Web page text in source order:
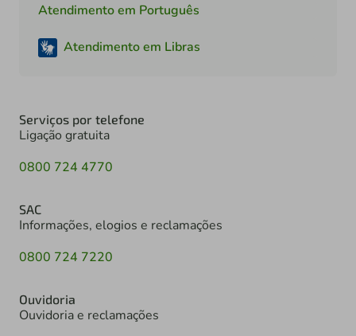
Atendimento em Português
Atendimento em Libras
Serviços por telefone
Ligação gratuita
0800 724 4770
SAC
Informações, elogios e reclamações
0800 724 7220
Ouvidoria
Ouvidoria e reclamações